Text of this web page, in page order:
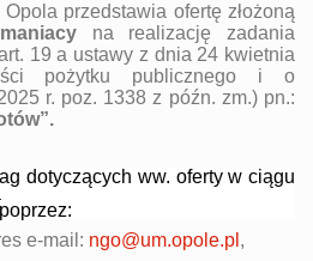
przedstawia ofertę złożoną
na realizację zadania
19 a ustawy z dnia 24 kwietnia
pożytku publicznego i o
r. poz. 1338 z późn. zm.) pn.:
”.
dotyczących ww. oferty w ciągu
e-mail: ngo@um.opole.pl ,